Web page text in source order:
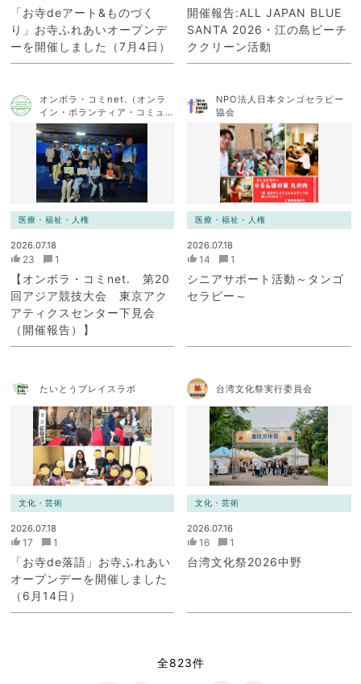
「お寺deアート&ものづく
り」お寺ふれあいオープンデ
ーを開催しました（7月4日）
開催報告:ALL JAPAN BLUE
SANTA 2026・江の島ビーチ
ククリーン活動
オンボラ・コミnet.（オンラ
イン・ボランティア・コミュ
ニケーション・ネットワー
ク）
医療・福祉・人権
2026.07.18
23 1
【オンボラ・コミnet. 第20
回アジア競技大会 東京アク
アティクスセンター下見会
（開催報告）】
NPO法人日本タンゴセラピー
協会
医療・福祉・人権
2026.07.18
14 1
シニアサポート活動～タンゴ
セラピー～
たいとうプレイスラボ
文化・芸術
2026.07.18
17 1
「お寺de落語」お寺ふれあい
オープンデーを開催しました
（6月14日）
台湾文化祭実行委員会
文化・芸術
2026.07.16
16 1
台湾文化祭2026中野
全823件